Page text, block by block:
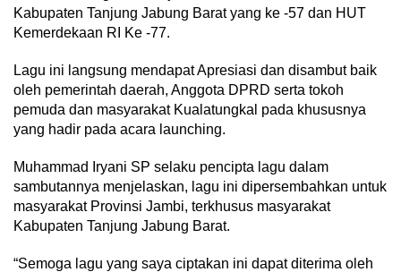
Kabupaten Tanjung Jabung Barat yang ke -57 dan HUT
Kemerdekaan RI Ke -77.
Lagu ini langsung mendapat Apresiasi dan disambut baik
oleh pemerintah daerah, Anggota DPRD serta tokoh
pemuda dan masyarakat Kualatungkal pada khususnya
yang hadir pada acara launching.
Muhammad Iryani SP selaku pencipta lagu dalam
sambutannya menjelaskan, lagu ini dipersembahkan untuk
masyarakat Provinsi Jambi, terkhusus masyarakat
Kabupaten Tanjung Jabung Barat.
“Semoga lagu yang saya ciptakan ini dapat diterima oleh